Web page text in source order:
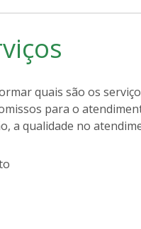
quais são os
para o
a qualidade no